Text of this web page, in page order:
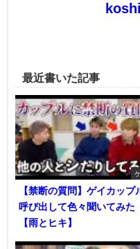
最近書いた記事
【禁断の質問】ゲイカップ
呼び出して色々聞いてみた
【雨とヒキ】